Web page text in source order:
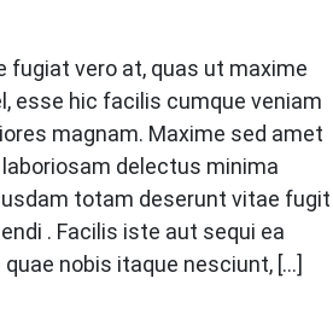
fugiat vero at, quas ut maxime
esse hic facilis cumque veniam
magnam. Maxime sed amet
delectus minima
totam deserunt vitae fugit
. Facilis iste aut sequi ea
nobis itaque nesciunt, […]